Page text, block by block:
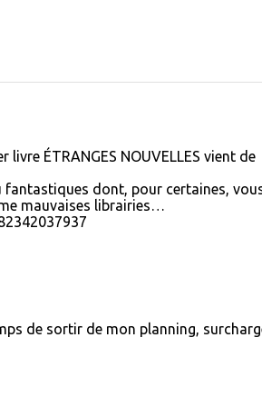
ÉTRANGES NOUVELLES vient de
fantastiques dont, pour certaines,
mauvaises librairies…
de sortir de mon planning,